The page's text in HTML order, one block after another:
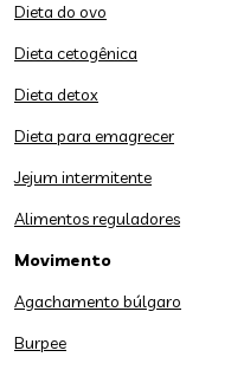
Dieta do ovo
Dieta cetogênica
Dieta detox
Dieta para emagrecer
Jejum intermitente
Alimentos reguladores
Movimento
Agachamento búlgaro
Burpee